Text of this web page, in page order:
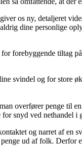
os ny, detaljeret
dine personlige
forebyggende tiltag
svindel og for store
overfører penge til
snyd ved nethandel i
og narret af en
ud af folk. Derfor